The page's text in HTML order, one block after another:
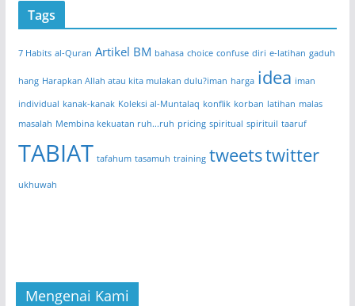
Tags
7 Habits al-Quran Artikel BM bahasa choice confuse diri e-latihan gaduh
hang Harapkan Allah atau kita mulakan dulu?iman harga idea iman
individual kanak-kanak Koleksi al-Muntalaq konflik korban latihan malas
masalah Membina kekuatan ruh...ruh pricing spiritual spirituil taaruf
TABIAT tafahum tasamuh training tweetstwitter
ukhuwah
Mengenai Kami